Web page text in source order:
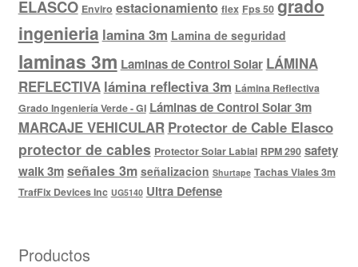
ELASCO Enviro estacionamiento flex Fps 50 grado
ingenieria lamina 3m Lamina de seguridad
laminas 3m Laminas de Control Solar LÁMINA
REFLECTIVA lámina reflectiva 3m Lámina Reflectiva
Grado Ingeniería Verde - GI Láminas de Control Solar 3m
MARCAJE VEHICULAR Protector de Cable Elasco
protector de cables Protector Solar Labial RPM 290 safety
walk 3mseñales 3m señalizacion Shurtape Tachas Viales 3m
TrafFix Devices Inc UG5140 Ultra Defense
Productos